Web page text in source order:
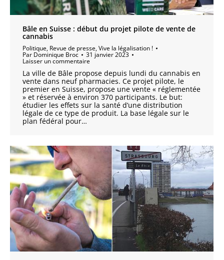
Bâle en Suisse : début du projet pilote de vente de
cannabis
Politique, Revue de presse,Vive la légalisation !
Par Dominique Broc 31 janvier 2023
Laisser un commentaire
La ville de Bâle propose depuis lundi du cannabis en
vente dans neuf pharmacies. Ce projet pilote, le
premier en Suisse, propose une vente « réglementée
» et réservée à environ 370 participants. Le but:
étudier les effets sur la santé d’une distribution
légale de ce type de produit. La base légale sur le
plan fédéral pour…